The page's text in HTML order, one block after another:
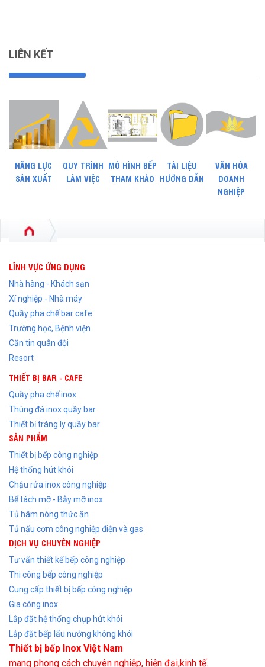
LIÊN KẾT
NĂNG LỰC
SẢN XUẤT
QUY TRÌNH
LÀM VIỆC
MÔ HÌNH BẾP
THAM KHẢO
TÀI LIỆU
HƯỚNG DẪN
VĂN HÓA
DOANH
NGHIỆP
LĨNH VỰC ỨNG DỤNG
Nhà hàng - Khách sạn
Xí nghiệp - Nhà máy
Quầy pha chế bar cafe
Trường học, Bệnh viện
Căn tin quân đội
Resort
THIẾT BỊ BAR - CAFE
Quầy pha chế inox
Thùng đá inox quầy bar
Thiết bị tráng ly quầy bar
SẢN PHẨM
Thiết bị bếp công nghiệp
Hệ thống hút khói
Chậu rửa inox công nghiệp
Bể tách mỡ - Bẫy mỡ inox
Tủ hâm nóng thức ăn
Tủ nấu cơm công nghiệp điện và gas
DỊCH VỤ CHUYÊN NGHIỆP
Tư vấn thiết kế bếp công nghiệp
Thi công bếp công nghiệp
Cung cấp thiết bị bếp công nghiệp
Gia công inox
Lắp đặt hệ thống chụp hút khói
Lắp đặt bếp lẩu nướng không khói
Thiết bị bếp Inox Việt Nam
mang phong cách chuyên nghiệp, hiện đại,kinh tế.